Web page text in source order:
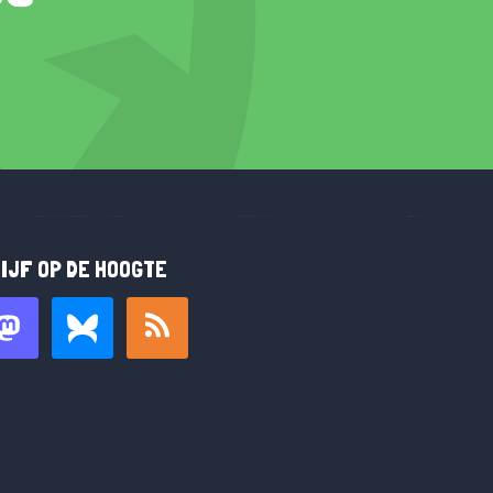
OP DE HOOGTE